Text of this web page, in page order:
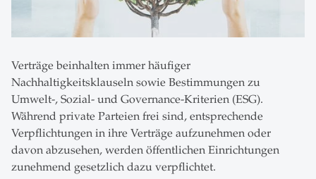
Verträge beinhalten immer häufiger
Nachhaltigkeitsklauseln sowie Bestimmungen zu
Umwelt-, Sozial- und Governance-Kriterien (ESG).
Während private Parteien frei sind, entsprechende
Verpflichtungen in ihre Verträge aufzunehmen oder
davon abzusehen, werden öffentlichen Einrichtungen
zunehmend gesetzlich dazu verpflichtet.